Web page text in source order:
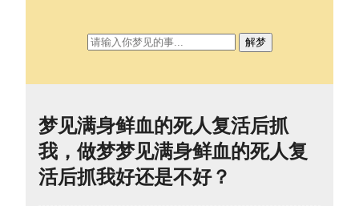
梦见满身鲜血的死人复活后抓
我，做梦梦见满身鲜血的死人复
活后抓我好还是不好？
解梦